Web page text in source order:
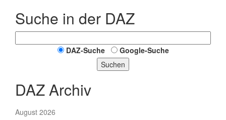
Suche in der DAZ
DAZ-Suche
Google-Suche
Suchen
DAZ Archiv
August 2026